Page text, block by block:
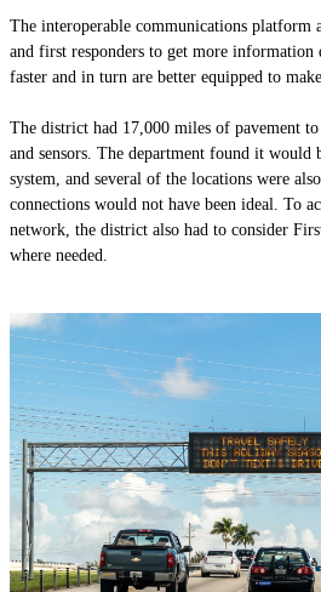
The interoperable communications platform
and first respond­ers to get more
faster and in turn are better equipped to
The district had 17,000 miles of pavement
and sensors. The department found it
system, and several of the locations were
connections would not have been ideal. To
network, the district also had to consider
where needed.